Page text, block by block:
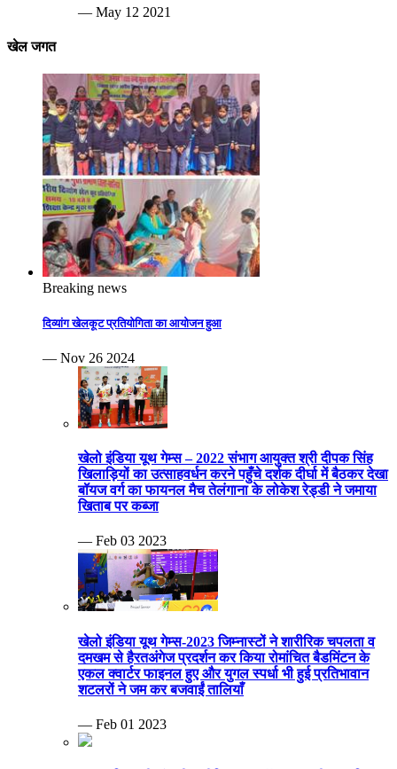
— May 12 2021
खेल जगत
Breaking news
दिव्यांग खेलकूट प्रतियोगिता का आयोजन हुआ
— Nov 26 2024
खेलो इंडिया यूथ गेम्स – 2022 संभाग आयुक्त श्री दीपक सिंह
खिलाड़ियों का उत्साहवर्धन करने पहुँचे दर्शक दीर्घा में बैठकर देखा
बॉयज वर्ग का फायनल मैच तेलंगाना के लोकेश रेड्डी ने जमाया
खिताब पर कब्जा
— Feb 03 2023
खेलो इंडिया यूथ गेम्स-2023 जिम्नास्टों ने शारीरिक चपलता व
दमखम से हैरतअंगेज प्रदर्शन कर किया रोमांचित बैडमिंटन के
एकल क्वार्टर फाइनल हुए और युगल स्पर्धा भी हुई प्रतिभावान
शटलरों ने जम कर बजवाईं तालियाँ
— Feb 01 2023